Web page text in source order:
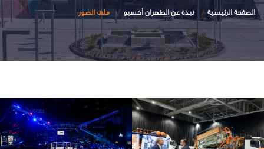
الصفحة الرئيسية نبذة عن الظهران أكسبو ملف الصور